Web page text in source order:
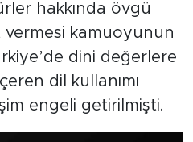
hakkında övgü
kamuoyunun
dini değerlere
dil kullanımı
engeli getirilmişti.